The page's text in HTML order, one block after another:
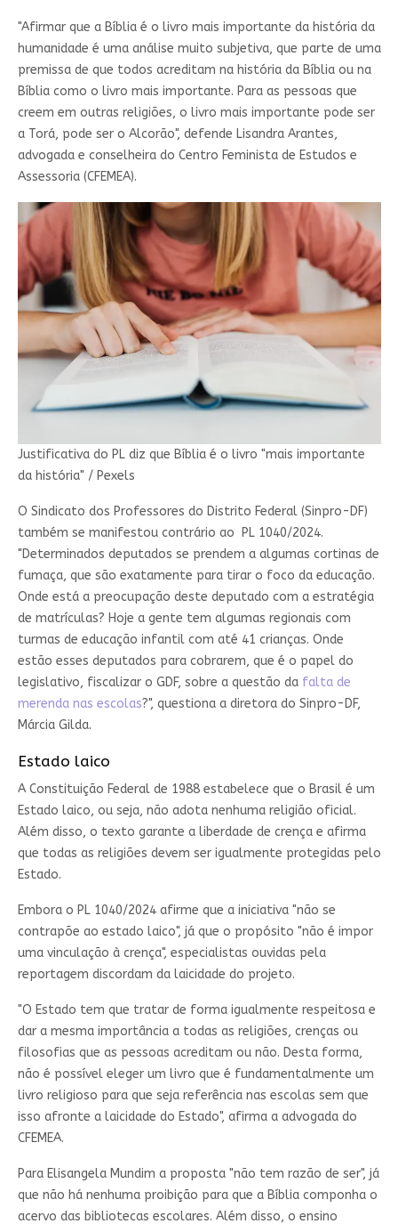
"Afirmar que a Bíblia é o livro mais importante da história da
humanidade é uma análise muito subjetiva, que parte de uma
premissa de que todos acreditam na história da Bíblia ou na
Bíblia como o livro mais importante. Para as pessoas que
creem em outras religiões, o livro mais importante pode ser
a Torá, pode ser o Alcorão", defende Lisandra Arantes,
advogada e conselheira do Centro Feminista de Estudos e
Assessoria (CFEMEA).
Justificativa do PL diz que Bíblia é o livro "mais importante
da história" / Pexels
O Sindicato dos Professores do Distrito Federal (Sinpro-DF)
também se manifestou contrário ao PL 1040/2024.
"Determinados deputados se prendem a algumas cortinas de
fumaça, que são exatamente para tirar o foco da educação.
Onde está a preocupação deste deputado com a estratégia
de matrículas? Hoje a gente tem algumas regionais com
turmas de educação infantil com até 41 crianças. Onde
estão esses deputados para cobrarem, que é o papel do
legislativo, fiscalizar o GDF, sobre a questão da falta de
merenda nas escolas?", questiona a diretora do Sinpro-DF,
Márcia Gilda.
Estado laico
A Constituição Federal de 1988 estabelece que o Brasil é um
Estado laico, ou seja, não adota nenhuma religião oficial.
Além disso, o texto garante a liberdade de crença e afirma
que todas as religiões devem ser igualmente protegidas pelo
Estado.
Embora o PL 1040/2024 afirme que a iniciativa "não se
contrapõe ao estado laico", já que o propósito "não é impor
uma vinculação à crença", especialistas ouvidas pela
reportagem discordam da laicidade do projeto.
"O Estado tem que tratar de forma igualmente respeitosa e
dar a mesma importância a todas as religiões, crenças ou
filosofias que as pessoas acreditam ou não. Desta forma,
não é possível eleger um livro que é fundamentalmente um
livro religioso para que seja referência nas escolas sem que
isso afronte a laicidade do Estado", afirma a advogada do
CFEMEA.
Para Elisangela Mundim a proposta "não tem razão de ser", já
que não há nenhuma proibição para que a Bíblia componha o
acervo das bibliotecas escolares. Além disso, o ensino